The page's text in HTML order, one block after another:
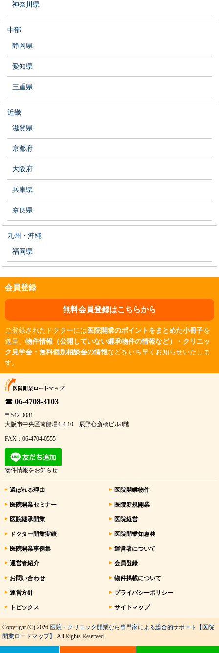
神奈川県
中部
静岡県
愛知県
三重県
近畿
滋賀県
京都府
大阪府
兵庫県
奈良県
九州・沖縄
福岡県
会員登録
無料会員登録はこちらから
ご登録されたドクターには 医院開業のポイントをまとめた小冊子を
進呈、 物件情報（公開していない継承物件の情報など）・クリニッ
ク見学会・無料個別相談会の情報などをいち早くお知らせいたしま
す。
☎ 06-4708-3103
〒542-0081
大阪市中央区南船場4-4-10 辰野心斎橋ビル8階
FAX：06-4704-0555
物件情報をお知らせ
選ばれる理由 医院開業物件
医院開業セミナー 医院新規開業
医院継承開業 医院経営
ドクター開業実績 医院開業知恵袋
医院開業事例集 運営者について
運営者紹介 会員登録
お問い合わせ 物件掲載について
運営方針 プライバシーポリシー
トピックス サイトマップ
Copyright (C) 2026 医院・クリニック開業なら専門家による総合的サポート【医院
開業ロードマップ】
All Rights Reserved.